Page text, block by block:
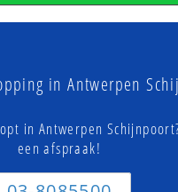
in Antwerpen
in Antwerpen
een afspraak!